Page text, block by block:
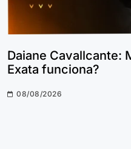
Daiane Cavallcante:
Exata funciona?
08/08/2026